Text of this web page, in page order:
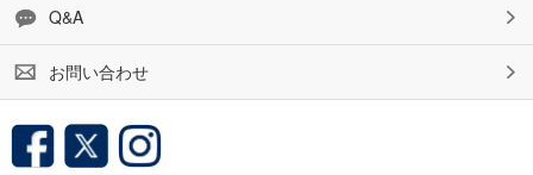
Q&A
お問い合わせ